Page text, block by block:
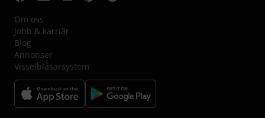
Om oss
Jobb & karriär
Blog
Annonser
Visselblåsarsystem